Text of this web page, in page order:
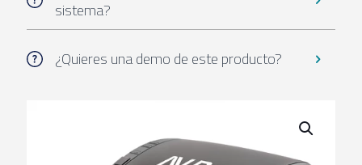
sistema?
¿Quieres una demo de este producto?